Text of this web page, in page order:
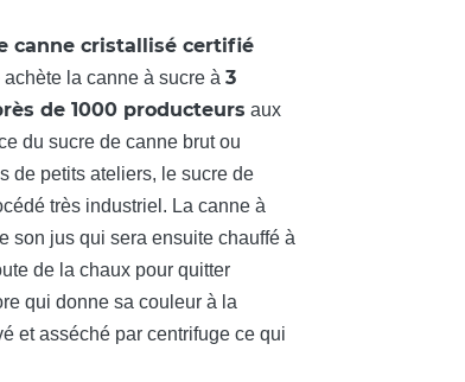
canne cristallisé certifié
achète la canne à sucre à 3
de 1000 producteurs aux
du sucre de canne brut ou
de petits ateliers, le sucre de
très industriel. La canne à
son jus qui sera ensuite chauffé à
de la chaux pour quitter
qui donne sa couleur à la
et asséché par centrifuge ce qui